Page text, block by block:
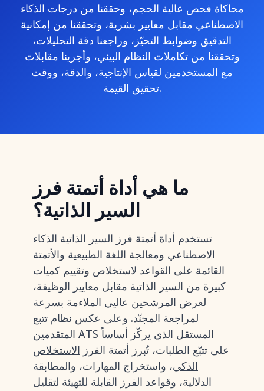
محاكاة فحص عالية الحجم، وحققنا من درجات الذكاء
الاصطناعي مقابل معايير بشرية، وتحققنا من إمكانية
التدقيق وضوابط التحيّز، وراجعنا دقة التحليلات،
وتحققنا من تكاملات النظام البيئي، وأجرينا مقابلات
مع المستخدمين لقياس الإنتاجية، والدقة، ووقت
تحقيق القيمة.
ما هي أداة أتمتة فرز
السير الذاتية؟
تستخدم أداة أتمتة فرز السير الذاتية الذكاء
الاصطناعي ومعالجة اللغة الطبيعية والأتمتة
القائمة على القواعد لاستخلاص وتقييم كميات
كبيرة من السير الذاتية مقابل معايير الوظيفة،
لعرض المرشحين عاليي الملاءمة بسرعة
لمراجعة المجنّد. وعلى عكس نظام تتبع
المتقدمين ATS المستقل الذي يركّز أساساً
على تتبّع الطلبات، تُبرز أتمتة الفرز الاستخلاص
الذكي، واستخراج المهارات، والمطابقة
الدلالية، وقواعد الفرز القابلة للتهيئة لتقليل